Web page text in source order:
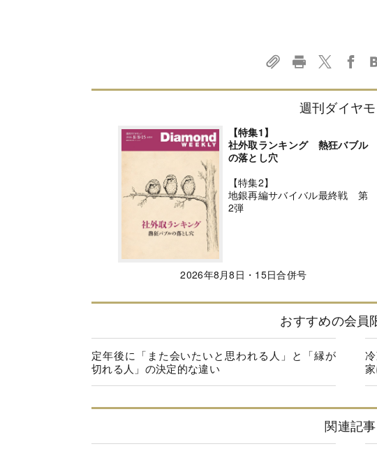
週刊ダイヤ
【特集1】
社外取ランキング 熱狂バブル
の落とし穴
【特集2】
地銀再編サバイバル最終戦 第
2弾
2026年8月8日・15日合併号
おすすめの会員
定年後に「また会いたいと思われる人」と「縁が
切れる人」の決定的な違い
関連記事